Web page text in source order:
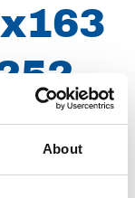
About